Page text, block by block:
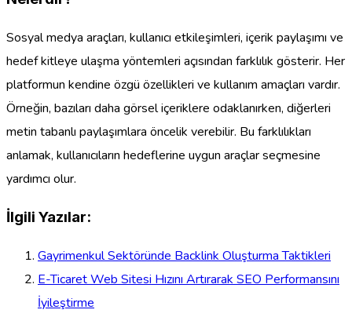
Sosyal medya araçları, kullanıcı etkileşimleri, içerik paylaşımı ve
hedef kitleye ulaşma yöntemleri açısından farklılık gösterir. Her
platformun kendine özgü özellikleri ve kullanım amaçları vardır.
Örneğin, bazıları daha görsel içeriklere odaklanırken, diğerleri
metin tabanlı paylaşımlara öncelik verebilir. Bu farklılıkları
anlamak, kullanıcıların hedeflerine uygun araçlar seçmesine
yardımcı olur.
İlgili Yazılar:
Gayrimenkul Sektöründe Backlink Oluşturma Taktikleri
E-Ticaret Web Sitesi Hızını Artırarak SEO Performansını
İyileştirme